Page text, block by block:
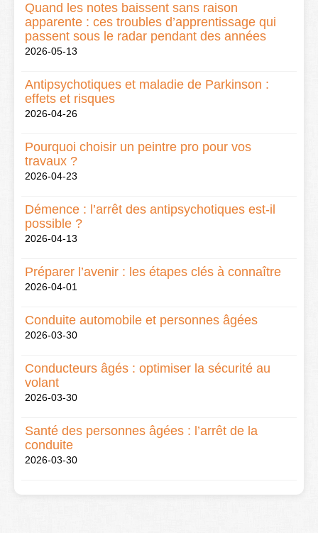
Quand les notes baissent sans raison
apparente : ces troubles d’apprentissage qui
passent sous le radar pendant des années
2026-05-13
Antipsychotiques et maladie de Parkinson :
effets et risques
2026-04-26
Pourquoi choisir un peintre pro pour vos
travaux ?
2026-04-23
Démence : l’arrêt des antipsychotiques est-il
possible ?
2026-04-13
Préparer l’avenir : les étapes clés à connaître
2026-04-01
Conduite automobile et personnes âgées
2026-03-30
Conducteurs âgés : optimiser la sécurité au
volant
2026-03-30
Santé des personnes âgées : l’arrêt de la
conduite
2026-03-30